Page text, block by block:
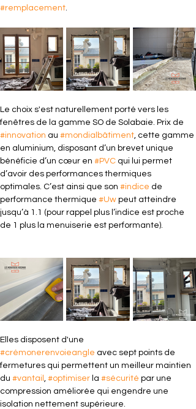
#remplacement.
Le choix s'est naturellement porté vers les
fenêtres de la gamme SO de Solabaie. Prix de
#innovation au #mondialbâtiment, cette gamme
en aluminium, disposant d’un brevet unique
bénéficie d’un cœur en #PVC qui lui permet
d’avoir des performances thermiques
optimales. C’est ainsi que son #indice de
performance thermique #Uw peut atteindre
jusqu’à 1.1 (pour rappel plus l’indice est proche
de 1 plus la menuiserie est performante).
Elles disposent d'une
#crémonerenvoieangle avec sept points de
fermetures qui permettent un meilleur maintien
du #vantail , #optimiser la #sécurité par une
compression améliorée qui engendre une
isolation nettement supérieure.